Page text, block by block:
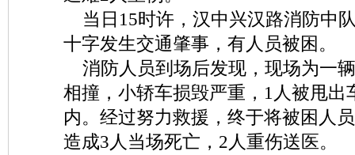
当日15时许，汉中兴汉路消防中
十字发生交通肇事，有人员被困。
消防人员到场后发现，现场为一
相撞，小轿车损毁严重，1人被甩出
内。经过努力救援，终于将被困人
造成3人当场死亡，2人重伤送医。